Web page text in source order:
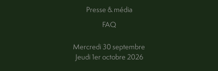
Presse & média
FAQ
Mercredi 30 septembre
Jeudi 1er octobre 2026